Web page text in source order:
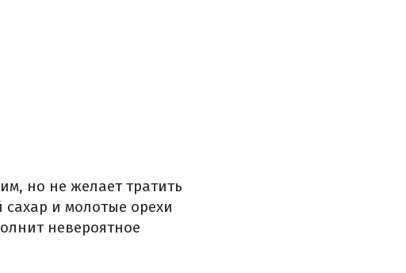
но не желает тратить
и молотые орехи
невероятное